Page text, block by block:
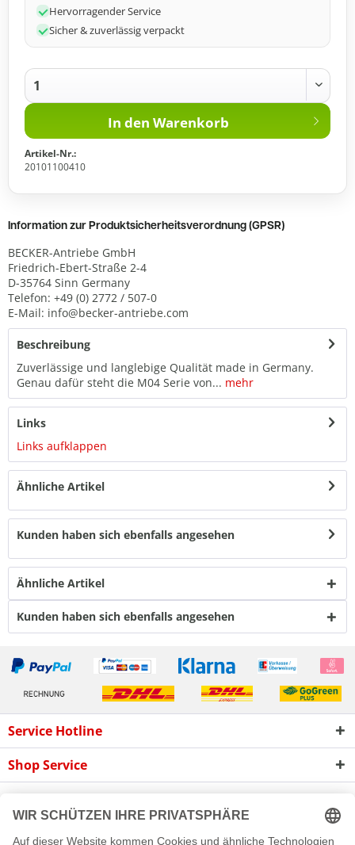
Hervorragender Service
Sicher & zuverlässig verpackt
In den Warenkorb
Artikel-Nr.:
20101100410
Information zur Produktsicherheitsverordnung (GPSR)
BECKER-Antriebe GmbH
Friedrich-Ebert-Straße 2-4
D-35764 Sinn Germany
Telefon: +49 (0) 2772 / 507-0
E-Mail: info@becker-antriebe.com
Beschreibung
Zuverlässige und langlebige Qualität made in Germany.
Genau dafür steht die M04 Serie von... mehr
Links
Links aufklappen
Ähnliche Artikel
Kunden haben sich ebenfalls angesehen
Ähnliche Artikel
Kunden haben sich ebenfalls angesehen
Service Hotline
Shop Service
Newsletter